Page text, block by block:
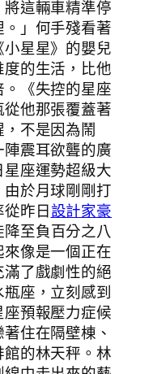
這輛車精準停
」何手殘看著
星星》的嬰兒
的生活，比他
《失控的星座
他那張覆蓋著
不是因為鬧
震耳欲聾的廣
座運勢超級大
於月球剛剛打
昨日設計家豪
至負百分之八
像是一個正在
了戲劇性的絕
座，立刻感到
預報壓力症候
住在隔壁棟、
的林天秤。林